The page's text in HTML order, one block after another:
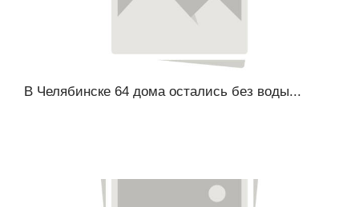
В Челябинске 64 дома остались без воды...